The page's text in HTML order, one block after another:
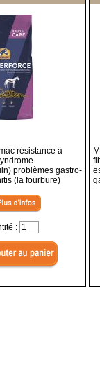
résistance à
problèmes gastro-
(la fourbure)
: